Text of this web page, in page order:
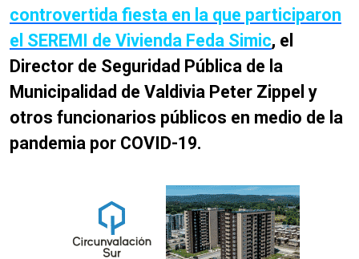
controvertida fiesta en la que participaron
el SEREMI de Vivienda Feda Simic, el
Director de Seguridad Pública de la
Municipalidad de Valdivia Peter Zippel y
otros funcionarios públicos en medio de la
pandemia por COVID-19.